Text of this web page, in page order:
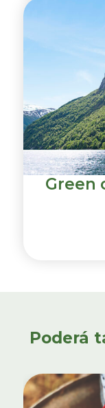
Green
Poderá